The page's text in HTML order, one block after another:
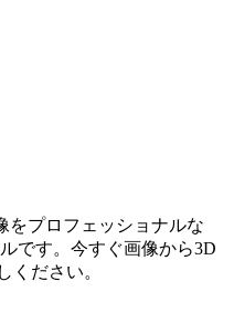
をプロフェッショナルな
です。今すぐ画像から3D
ください。